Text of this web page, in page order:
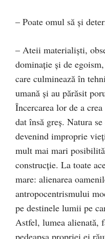
– Poate omul să şi
– Ateii materialişti,
dominaţie şi de
care culminează în
umană şi au părăsit
Încercarea lor de a
dat însă greş. Natura
devenind improprie
mult mai mari
construcţie. La toate
mare: alienarea
antropocentrismului
pe destinele lumii pe
Astfel, lumea alienată,
pedeapsa propriei ei